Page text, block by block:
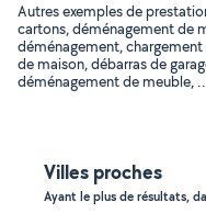
Autres exemples de
cartons, déménagement de
déménagement,
de maison, débarras de
déménagement de meuble, ..
Villes proches
Ayant le plus de résultats,